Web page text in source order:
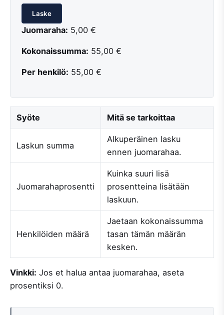
Laske
Juomaraha: 5,00 €
Kokonaissumma: 55,00 €
Per henkilö: 55,00 €
Syöte Mitä se tarkoittaa
Laskun summa
Alkuperäinen lasku
ennen juomarahaa.
Juomarahaprosentti
Kuinka suuri lisä
prosentteina lisätään
laskuun.
Henkilöiden määrä
Jaetaan kokonaissumma
tasan tämän määrän
kesken.
Vinkki: Jos et halua antaa juomarahaa, aseta
prosentiksi 0.